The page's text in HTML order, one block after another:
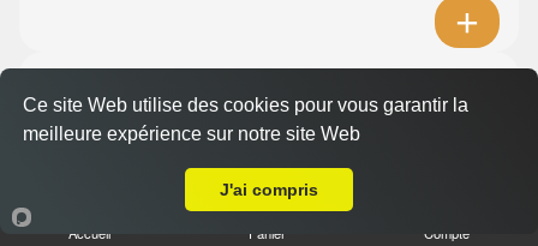
Dès11.00 €
Base sauce tomate, mozzarella, merguez, poivrons
Accueil Panier Compte
Ce site Web utilise des cookies pour vous garantir la
meilleure expérience sur notre site Web
J'ai compris